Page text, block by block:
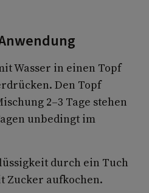
Wasser in einen Topf
Den Topf
2–3 Tage stehen
unbedingt im
durch ein Tuch
aufkochen.